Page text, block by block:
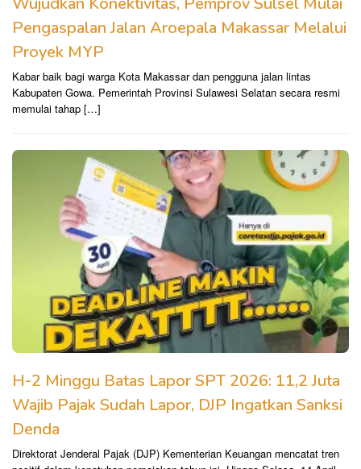
Pengaspalan Jalan Aroepala Makassar Melalui
Proyek MYP
Kabar baik bagi warga Kota Makassar dan pengguna jalan lintas
Kabupaten Gowa. Pemerintah Provinsi Sulawesi Selatan secara resmi
memulai tahap […]
​H-2 Minggu Batas Lapor SPT 2026: 11,2 Juta
Wajib Pajak Sudah Lapor, DJP Ingatkan Sanksi
Denda
Direktorat Jenderal Pajak (DJP) Kementerian Keuangan mencatat tren